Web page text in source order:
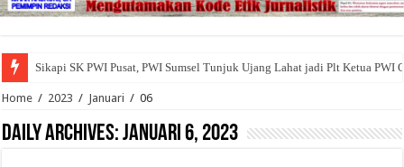
Sikapi SK PWI Pusat, PWI Sumsel Tunjuk Ujang Lahat jadi Plt Ketua PWI
Home / 2023 / Januari / 06
Daily Archives:Januari 6, 2023